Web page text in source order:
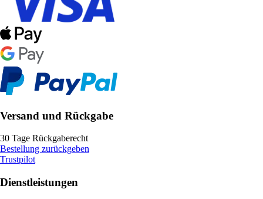
Versand und Rückgabe
30 Tage Rückgaberecht
Bestellung zurückgeben
Trustpilot
Dienstleistungen